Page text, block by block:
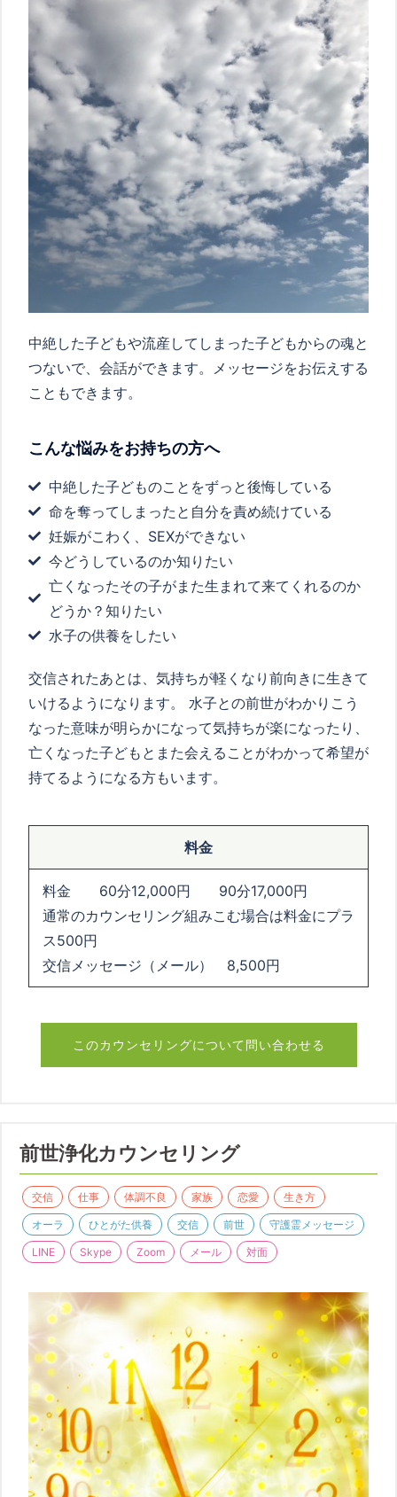
中絶した子どもや流産してしまった子どもからの魂と
つないで、会話ができます。メッセージをお伝えする
こともできます。
こんな悩みをお持ちの方へ
中絶した子どものことをずっと後悔している
命を奪ってしまったと自分を責め続けている
妊娠がこわく、SEXができない
今どうしているのか知りたい
亡くなったその子がまた生まれて来てくれるのか
どうか？知りたい
水子の供養をしたい
交信されたあとは、気持ちが軽くなり前向きに生きて
いけるようになります。 水子との前世がわかりこう
なった意味が明らかになって気持ちが楽になったり、
亡くなった子どもとまた会えることがわかって希望が
持てるようになる方もいます。
料金
料金 60分12,000円 90分17,000円
通常のカウンセリング組みこむ場合は料金にプラ
ス500円
交信メッセージ（メール） 8,500円
このカウンセリングについて問い合わせる
前世浄化カウンセリング
交信 仕事 体調不良 家族 恋愛 生き方
オーラ ひとがた供養 交信 前世 守護霊メッセージ
LINE Skype Zoom メール 対面